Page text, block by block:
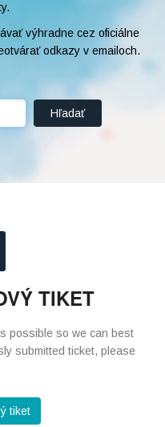
výhradne cez oficiálne
odkazy v emailoch.
TIKET
possible so we can best
submitted ticket, please
tiket